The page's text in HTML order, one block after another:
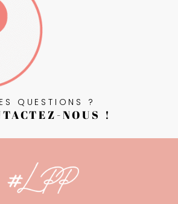
QUESTIONS ?
NOUS !